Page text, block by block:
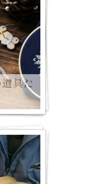
具た